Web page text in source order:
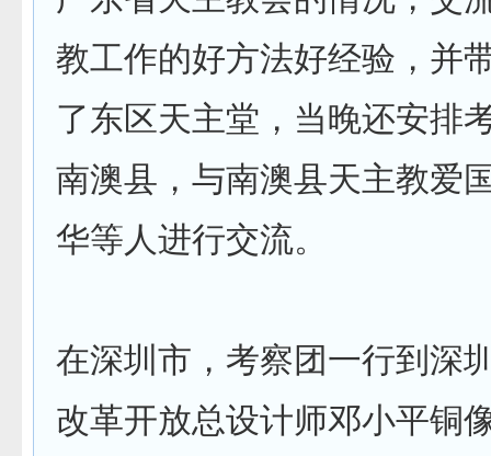
教工作的好方法好经验，并
了东区天主堂，当晚还安排
南澳县，与南澳县天主教爱
华等人进行交流。
在深圳市，考察团一行到深
改革开放总设计师邓小平铜